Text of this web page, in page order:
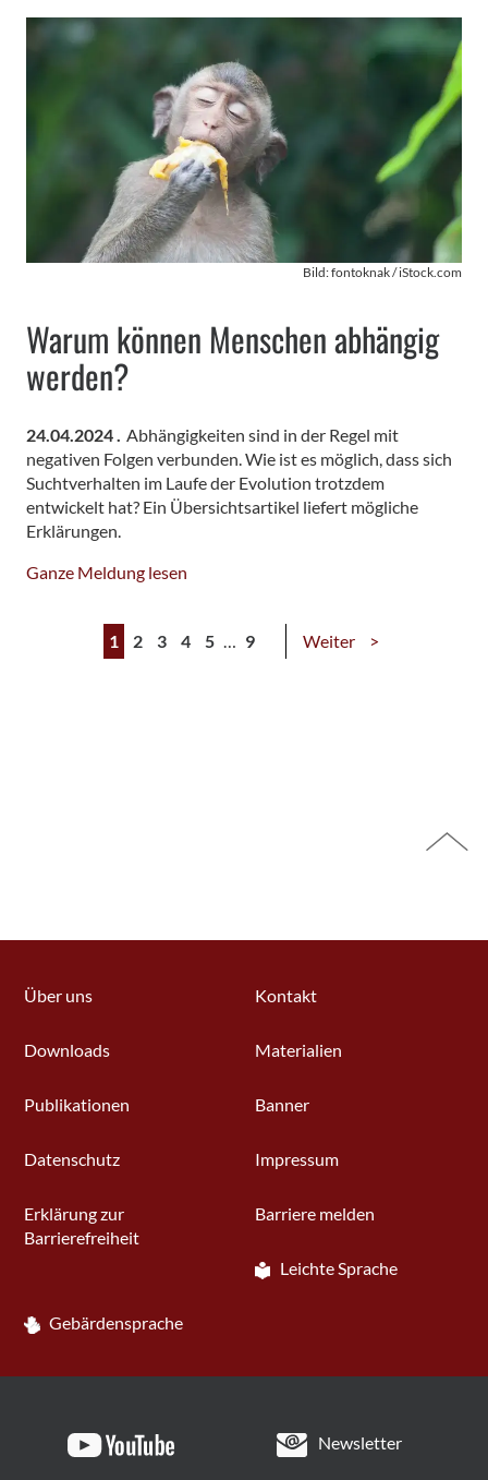
Bild: fontoknak / iStock.com
Warum können Menschen abhängig
werden?
24.04.2024 .
Abhängigkeiten sind in der Regel mit
negativen Folgen verbunden. Wie ist es möglich, dass sich
Suchtverhalten im Laufe der Evolution trotzdem
entwickelt hat? Ein Übersichtsartikel liefert mögliche
Erklärungen.
Ganze Meldung lesen
1 2 3 4 5 9 Weiter
Über uns Kontakt
Downloads Materialien
Publikationen Banner
Datenschutz Impressum
Erklärung zur
Barrierefreiheit
Barriere melden
Leichte Sprache
Gebärdensprache
Newsletter